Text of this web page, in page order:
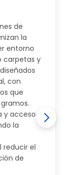
de
la
entorno
carpetas y
con
que
y acceso
la
reducir el
de